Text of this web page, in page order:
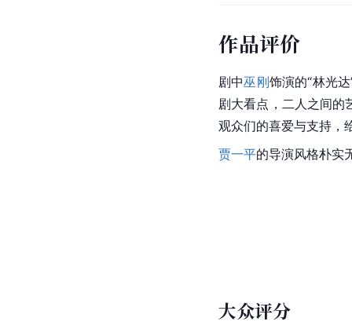
作品评价
剧中巫刚饰演的“林光
剧大看点，二人之间的
观众们的喜爱与支持，
贾一平的导演风格朴实
大众评分